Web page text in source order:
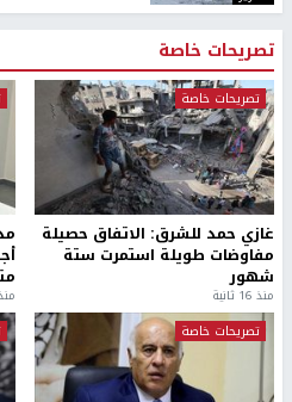
تصريحات خاصة
تصريحات خاصة
غازي حمد للشرق: الاتفاق حصيلة
مفاوضات طويلة استمرت ستة
شهور
منذ 16 ثانية
منذ 2
تصريحات خاصة